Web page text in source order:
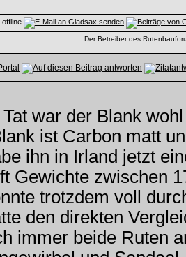
Der Betreiber des
Tat war der Blank
ist Carbon matt
ihn in Irland jetzt
Gewichte zwischen
trotzdem voll
den direkten
immer beide Ruten